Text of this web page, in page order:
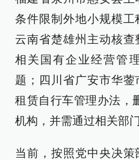
条件限制外地小规模工
云南省楚雄州主动核
相关国有企业经营管
题；四川省广安市华
租赁自行车管理办法，
机构，并需通过相关部
当前，按照党中央决